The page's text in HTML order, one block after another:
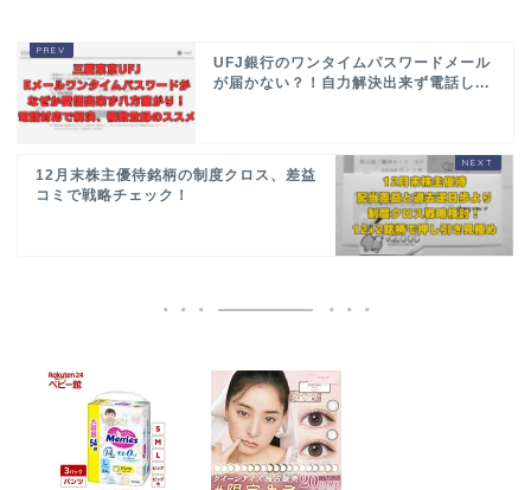
UFJ銀行のワンタイムパスワードメール
が届かない？！自力解決出来ず電話し...
12月末株主優待銘柄の制度クロス、差益
コミで戦略チェック！